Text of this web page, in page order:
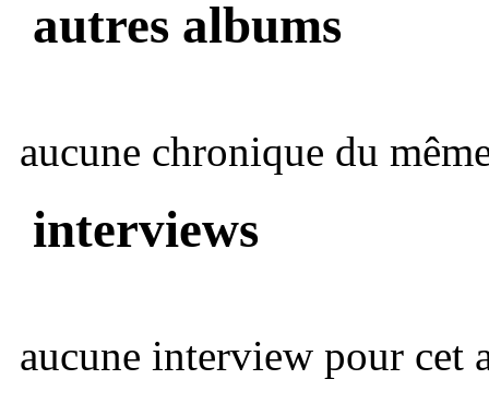
autres albums
aucune chronique du
interviews
aucune interview pour cet